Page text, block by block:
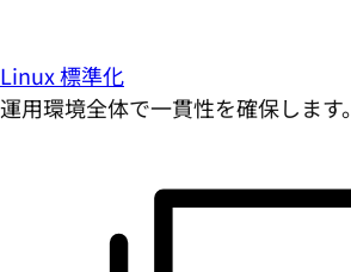
Linux 標準化
運用環境全体で一貫性を確保します。